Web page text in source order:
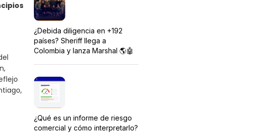
¿Debida diligencia en +192
países? Sheriff llega a
Colombia y lanza Marshal 🌎🤖
¿Qué es un informe de riesgo
comercial y cómo interpretarlo?